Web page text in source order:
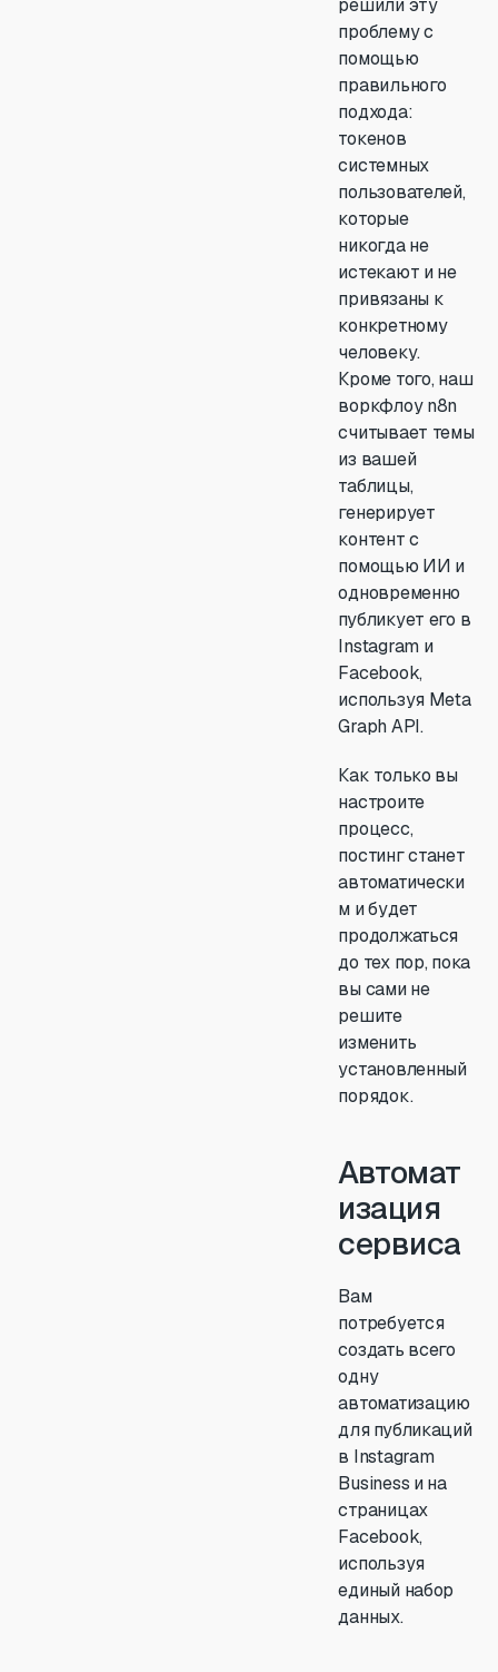
решили эту
проблему с
помощью
правильного
подхода:
токенов
системных
пользователей,
которые
никогда не
истекают и не
привязаны к
конкретному
человеку.
Кроме того, наш
воркфлоу n8n
считывает темы
из вашей
таблицы,
генерирует
контент с
помощью ИИ и
одновременно
публикует его в
Instagram и
Facebook,
используя Meta
Graph API.
Как только вы
настроите
процесс,
постинг станет
автоматически
м и будет
продолжаться
до тех пор, пока
вы сами не
решите
изменить
установленный
порядок.
Автомат
изация
сервиса
Вам
потребуется
создать всего
одну
автоматизацию
для публикаций
в Instagram
Business и на
страницах
Facebook,
используя
единый набор
данных.